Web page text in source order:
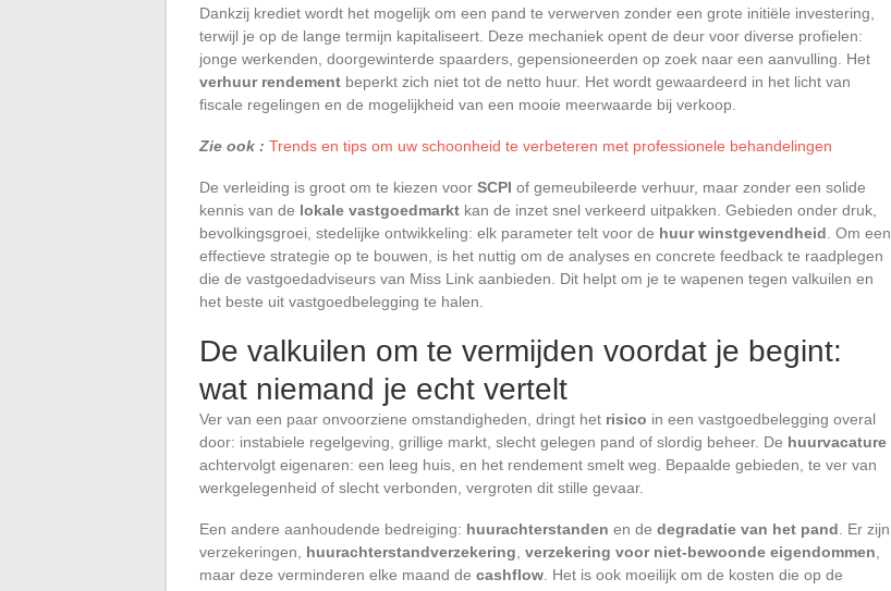
Dankzij krediet wordt het mogelijk om een pand te verwerven zonder een grote initiële investering,
terwijl je op de lange termijn kapitaliseert. Deze mechaniek opent de deur voor diverse profielen:
jonge werkenden, doorgewinterde spaarders, gepensioneerden op zoek naar een aanvulling. Het
verhuur rendement beperkt zich niet tot de netto huur. Het wordt gewaardeerd in het licht van
fiscale regelingen en de mogelijkheid van een mooie meerwaarde bij verkoop.
Zie ook : Trends en tips om uw schoonheid te verbeteren met professionele behandelingen
De verleiding is groot om te kiezen voor SCPI of gemeubileerde verhuur, maar zonder een solide
kennis van de lokale vastgoedmarkt kan de inzet snel verkeerd uitpakken. Gebieden onder druk,
bevolkingsgroei, stedelijke ontwikkeling: elk parameter telt voor de huur winstgevendheid . Om een
effectieve strategie op te bouwen, is het nuttig om de analyses en concrete feedback te raadplegen
die de vastgoedadviseurs van Miss Link aanbieden. Dit helpt om je te wapenen tegen valkuilen en
het beste uit vastgoedbelegging te halen.
De valkuilen om te vermijden voordat je begint:
wat niemand je echt vertelt
Ver van een paar onvoorziene omstandigheden, dringt het risico in een vastgoedbelegging overal
door: instabiele regelgeving, grillige markt, slecht gelegen pand of slordig beheer. De huurvacature
achtervolgt eigenaren: een leeg huis, en het rendement smelt weg. Bepaalde gebieden, te ver van
werkgelegenheid of slecht verbonden, vergroten dit stille gevaar.
Een andere aanhoudende bedreiging: huurachterstanden en de degradatie van het pand . Er zijn
verzekeringen, huurachterstandverzekering verzekering voor niet-bewoonde eigendommen
maar deze verminderen elke maand de cashflow . Het is ook moeilijk om de kosten die op de